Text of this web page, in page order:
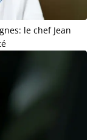
le chef Jean